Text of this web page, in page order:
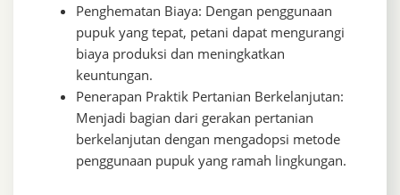
Penghematan Biaya: Dengan penggunaan
pupuk yang tepat, petani dapat mengurangi
biaya produksi dan meningkatkan
keuntungan.
Penerapan Praktik Pertanian Berkelanjutan:
Menjadi bagian dari gerakan pertanian
berkelanjutan dengan mengadopsi metode
penggunaan pupuk yang ramah lingkungan.